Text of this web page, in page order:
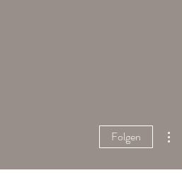
Folgen